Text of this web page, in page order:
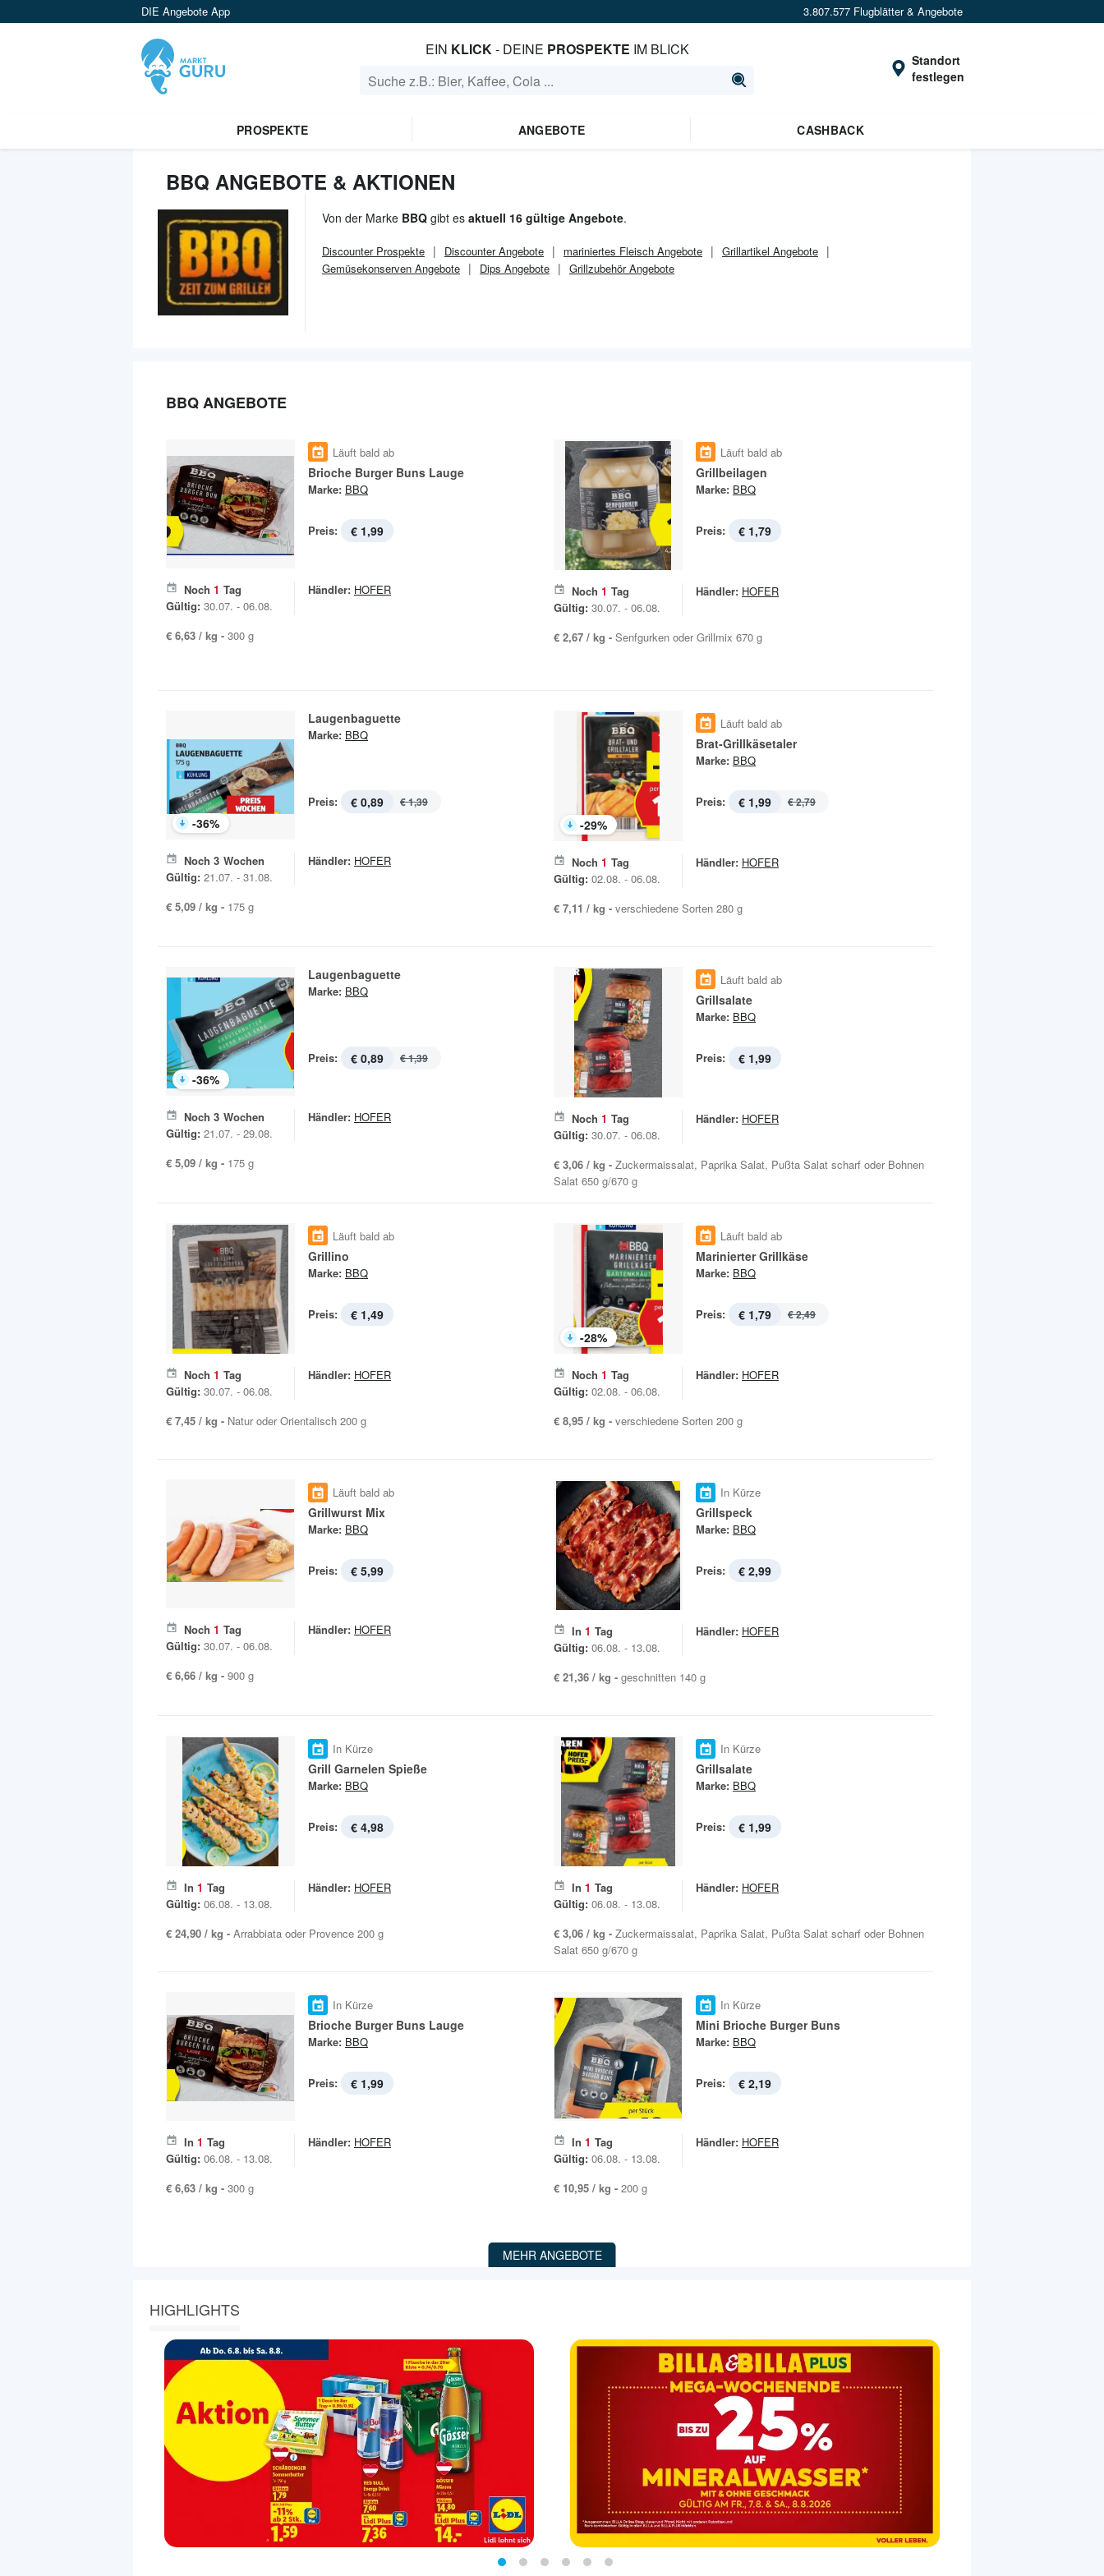
DIE Angebote App 3.807.577 Flugblätter & Angebote
EIN KLICK- DEINE PROSPEKTE IM BLICK
Standort
festlegen
PROSPEKTE ANGEBOTE CASHBACK
BBQ ANGEBOTE & AKTIONEN
Von der Marke BBQ gibt es aktuell 16 gültige Angebote.
DiscounterProspekte DiscounterAngebote mariniertes Fleisch Angebote
Grillartikel Angebote
Gemüsekonserven Angebote
Dips Angebote Grillzubehör Angebote
BBQ ANGEBOTE
Läuft bald ab
Brioche Burger Buns Lauge
Marke: BBQ
Preis: € 1,99
Noch 1 Tag
Gültig: 30.07. - 06.08.
Händler: HOFER
€ 6,63 / kg - 300 g
Läuft bald ab
Grillbeilagen
Marke: BBQ
Preis: € 1,79
Noch 1 Tag
Gültig: 30.07. - 06.08.
Händler: HOFER
€ 2,67 / kg - Senfgurken oder Grillmix 670 g
-36%
Laugenbaguette
Marke: BBQ
Preis: € 0,89 € 1,39
Noch 3 Wochen
Gültig: 21.07. - 31.08.
Händler: HOFER
€ 5,09 / kg - 175 g
-29%
Läuft bald ab
Brat-Grillkäsetaler
Marke: BBQ
Preis: € 1,99 € 2,79
Noch 1 Tag
Gültig: 02.08. - 06.08.
Händler: HOFER
€ 7,11 / kg - verschiedene Sorten 280 g
-36%
Laugenbaguette
Marke: BBQ
Preis: € 0,89 € 1,39
Noch 3 Wochen
Gültig: 21.07. - 29.08.
Händler: HOFER
€ 5,09 / kg - 175 g
Läuft bald ab
Grillsalate
Marke: BBQ
Preis: € 1,99
Noch 1 Tag
Gültig: 30.07. - 06.08.
Händler: HOFER
€ 3,06 / kg - Zuckermaissalat, Paprika Salat, Pußta Salat scharf oder Bohnen
Salat 650 g/670 g
Läuft bald ab
Grillino
Marke: BBQ
Preis: € 1,49
Noch 1 Tag
Gültig: 30.07. - 06.08.
Händler: HOFER
€ 7,45 / kg - Natur oder Orientalisch 200 g
-28%
Läuft bald ab
Marinierter Grillkäse
Marke: BBQ
Preis: € 1,79 € 2,49
Noch 1 Tag
Gültig: 02.08. - 06.08.
Händler: HOFER
€ 8,95 / kg - verschiedene Sorten 200 g
Läuft bald ab
Grillwurst Mix
Marke: BBQ
Preis: € 5,99
Noch 1 Tag
Gültig: 30.07. - 06.08.
Händler: HOFER
€ 6,66 / kg - 900 g
In Kürze
Grillspeck
Marke: BBQ
Preis: € 2,99
In 1 Tag
Gültig: 06.08. - 13.08.
Händler: HOFER
€ 21,36 / kg - geschnitten 140 g
In Kürze
Grill Garnelen Spieße
Marke: BBQ
Preis: € 4,98
In 1 Tag
Gültig: 06.08. - 13.08.
Händler: HOFER
€ 24,90 / kg - Arrabbiata oder Provence 200 g
In Kürze
Grillsalate
Marke: BBQ
Preis: € 1,99
In 1 Tag
Gültig: 06.08. - 13.08.
Händler: HOFER
€ 3,06 / kg - Zuckermaissalat, Paprika Salat, Pußta Salat scharf oder Bohnen
Salat 650 g/670 g
In Kürze
Brioche Burger Buns Lauge
Marke: BBQ
Preis: € 1,99
In 1 Tag
Gültig: 06.08. - 13.08.
Händler: HOFER
€ 6,63 / kg - 300 g
In Kürze
Mini Brioche Burger Buns
Marke: BBQ
Preis: € 2,19
In 1 Tag
Gültig: 06.08. - 13.08.
Händler: HOFER
€ 10,95 / kg - 200 g
MEHR ANGEBOTE
HIGHLIGHTS